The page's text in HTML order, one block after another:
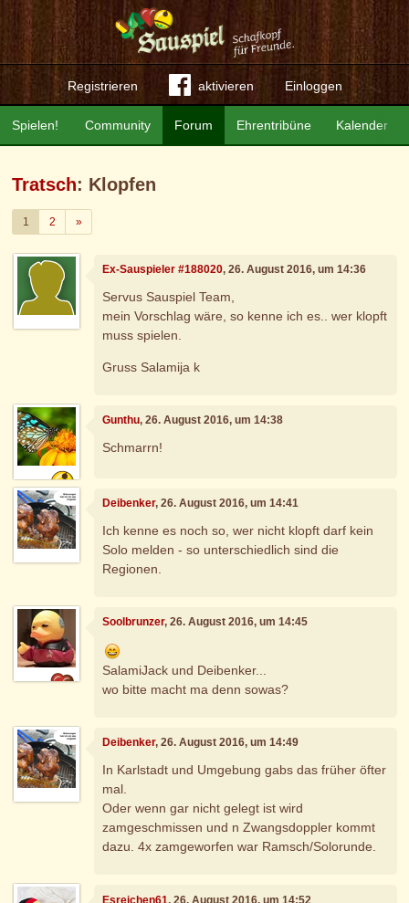
Registrieren aktivieren Einloggen
Community Forum Ehrentribüne Kalender
Spielen!
Tratsch: Klopfen
1 2 »Weiter
Ex-Sauspieler #188020, 26. August 2016, um 14:36
Servus Sauspiel Team,
mein Vorschlag wäre, so kenne ich es.. wer klopft
muss spielen.
Gruss Salamija k
Gunthu, 26. August 2016, um 14:38
Schmarrn!
Deibenker, 26. August 2016, um 14:41
Ich kenne es noch so, wer nicht klopft darf kein
Solo melden - so unterschiedlich sind die
Regionen.
Soolbrunzer, 26. August 2016, um 14:45
SalamiJack und Deibenker...
wo bitte macht ma denn sowas?
Deibenker, 26. August 2016, um 14:49
In Karlstadt und Umgebung gabs das früher öfter
mal.
Oder wenn gar nicht gelegt ist wird
zamgeschmissen und n Zwangsdoppler kommt
dazu. 4x zamgeworfen war Ramsch/Solorunde.
Esreichen61, 26. August 2016, um 14:52